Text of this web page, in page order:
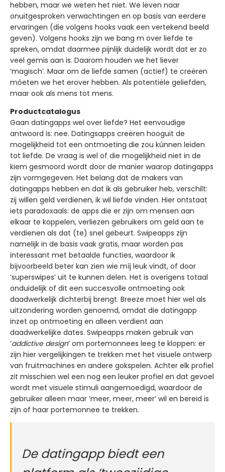
hebben, maar we weten het niet. We leven naar
onuitgesproken verwachtingen en op basis van eerdere
ervaringen (die volgens hooks vaak een vertekend beeld
geven). Volgens hooks zijn we bang m over liefde te
spreken, omdat daarmee pijnlijk duidelijk wordt dat er zo
veel gemis aan is. Daarom houden we het liever
‘magisch’. Maar om de liefde samen (actief) te creëren
móeten we het erover hebben. Als potentiële geliefden,
maar ook als mens tot mens.
Productcatalogus
Gaan datingapps wel over liefde? Het eenvoudige
antwoord is: nee. Datingsapps creëren hooguit de
mogelijkheid tot een ontmoeting die zou kúnnen leiden
tot liefde. De vraag is wel of die mogelijkheid niet in de
kiem gesmoord wordt door de manier waarop datingapps
zijn vormgegeven. Het belang dat de makers van
datingapps hebben en dat ik als gebruiker heb, verschilt:
zij willen geld verdienen, ik wil liefde vinden. Hier ontstaat
iets paradoxaals: de apps die er zijn om mensen aan
elkaar te koppelen, verliezen gebruikers om geld aan te
verdienen als dat (te) snel gebeurt. Swipeapps zijn
namelijk in de basis vaak gratis, maar worden pas
interessant met betaalde functies, waardoor ik
bijvoorbeeld beter kan zien wie míj leuk vindt, of door
‘superswipes’ uit te kunnen delen. Het is overigens totaal
onduidelijk of dit een succesvolle ontmoeting ook
daadwerkelijk dichterbij brengt. Breeze moet hier wel als
uitzondering worden genoemd, omdat die datingapp
inzet op ontmoeting en alleen verdient aan
daadwerkelijke dates. Swipeapps maken gebruik van
‘addictive design’ om portemonnees leeg te kloppen: er
zijn hier vergelijkingen te trekken met het visuele ontwerp
van fruitmachines en andere gokspelen. Achter elk profiel
zit misschien wel een nog een leuker profiel en dat gevoel
wordt met visuele stimuli aangemoedigd, waardoor de
gebruiker alleen maar ‘meer, meer, meer’ wil en bereid is
zijn of haar portemonnee te trekken.
De datingapp biedt een